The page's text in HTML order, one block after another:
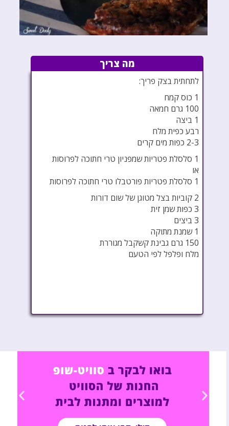
מה צריך
לתחתית בצק פריך:
1 כוס קמח
100 גרם חמאה
1 ביצה
רבע כפית מלח
2-3 כפות מים קרים
1 סלסלת פטריות שמפניון טרי חתוכה לפרוסות
או
1 סלסלת פטריות פורטבלו טרי חתוכה לפרוסות
2 קוביות בצל מטוגן של שום דורות
3 כפות שמן זית
3 ביצים
1 שמנת מתוקה
150 גרם גבינת קשקבל מגוררת
מלח ופלפל לפי הטעם